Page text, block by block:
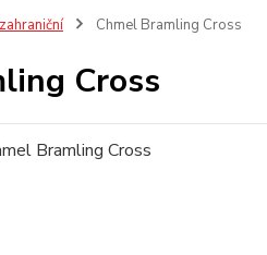
Chmel Bramling Cross
Cross